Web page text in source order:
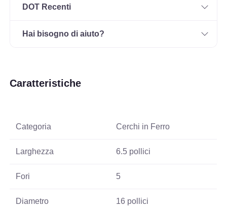
DOT Recenti
Hai bisogno di aiuto?
Caratteristiche
Categoria Cerchi in Ferro
Larghezza 6.5 pollici
Fori 5
Diametro 16 pollici